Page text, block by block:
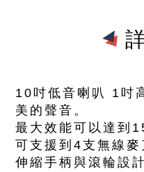
10吋低音喇叭 1吋
美的聲音。
最大效能可以達到
可支援到4支無線麥
伸縮手柄與滾輪設